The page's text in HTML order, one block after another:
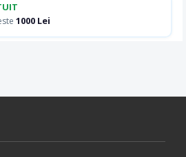
1000 Lei